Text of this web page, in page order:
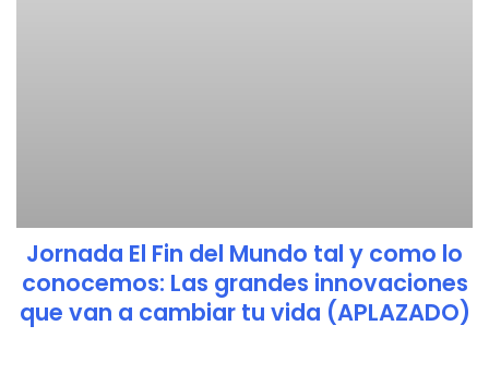
Jornada El Fin del Mundo tal y como lo
conocemos: Las grandes innovaciones
que van a cambiar tu vida (APLAZADO)